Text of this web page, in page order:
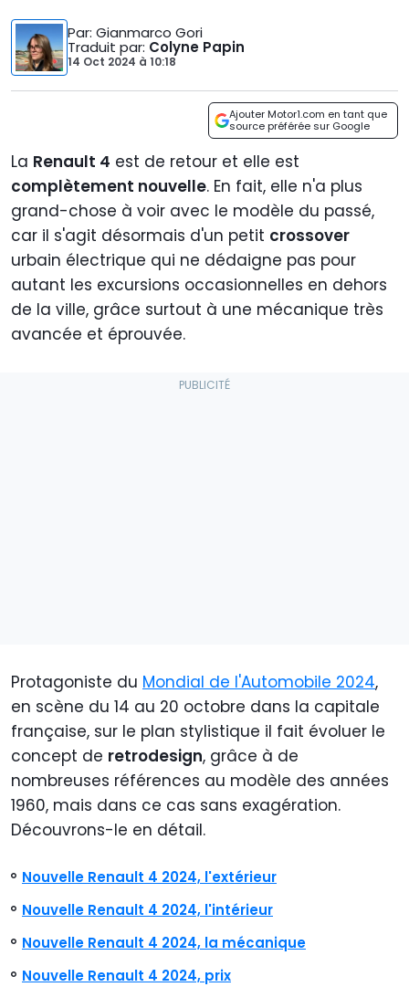
Par: Gianmarco Gori
Traduit par: Colyne Papin
14 Oct 2024 à 10:18
Ajouter Motor1.com en tant que
source préférée sur Google
La Renault 4 est de retour et elle est
complètement nouvelle. En fait, elle n'a plus
grand-chose à voir avec le modèle du passé,
car il s'agit désormais d'un petit crossover
urbain électrique qui ne dédaigne pas pour
autant les excursions occasionnelles en dehors
de la ville, grâce surtout à une mécanique très
avancée et éprouvée.
Protagoniste du Mondial de l'Automobile 2024,
en scène du 14 au 20 octobre dans la capitale
française, sur le plan stylistique il fait évoluer le
concept de retrodesign, grâce à de
nombreuses références au modèle des années
1960, mais dans ce cas sans exagération.
Découvrons-le en détail.
Nouvelle Renault 4 2024, l'extérieur
Nouvelle Renault 4 2024, l'intérieur
Nouvelle Renault 4 2024, la mécanique
Nouvelle Renault 4 2024, prix